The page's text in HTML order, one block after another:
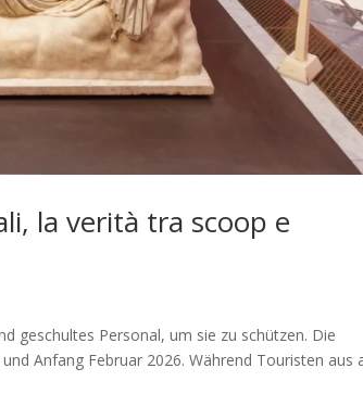
la verità tra scoop e
geschultes Personal, um sie zu schützen. Die
Anfang Februar 2026. Während Touristen aus